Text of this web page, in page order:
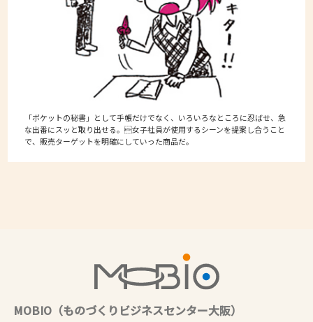
「ポケットの秘書」として手帳だけでなく、いろいろなところに忍ばせ、急
な出番にスッと取り出せる。女子社員が使用するシーンを提案し合うこと
で、販売ターゲットを明確にしていった商品だ。
MOBIO（ものづくりビジネスセンター大阪）